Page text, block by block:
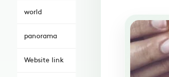
world
panorama
Website link